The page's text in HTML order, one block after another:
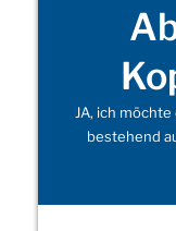
JA, ich möchte
bestehend